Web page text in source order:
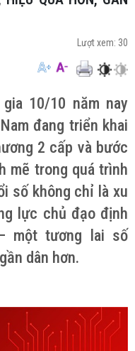
Lượt xem: 30
10/10 năm nay
đang triển khai
2 cấp và bước
mẽ trong quá trình
số không chỉ là xu
lực chủ đạo định
một tương lai số
dân hơn.